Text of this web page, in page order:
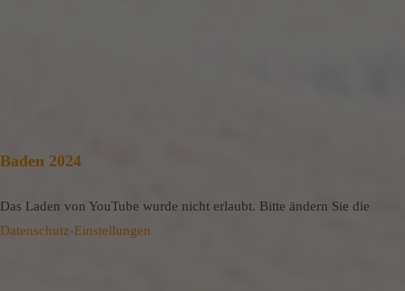
Baden 2024
Das Laden von YouTube wurde nicht erlaubt. Bitte ändern Sie die
Datenschutz-Einstellungen